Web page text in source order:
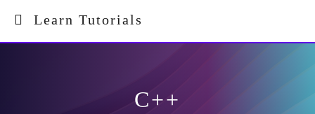
Learn Tutorials
C++